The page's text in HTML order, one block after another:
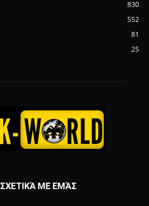
830
552
81
25
ΣΧΕΤΙΚΆ ΜΕ ΕΜΆΣ